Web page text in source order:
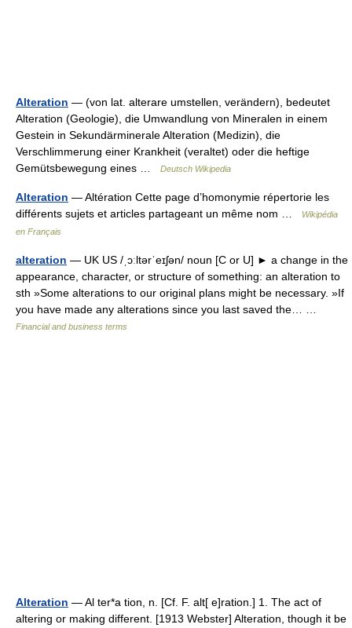
Alteration — (von lat. alterare umstellen, verändern), bedeutet
Alteration (Geologie), die Umwandlung von Mineralen in einem
Gestein in Sekundärminerale Alteration (Medizin), die
Verschlimmerung einer Krankheit (veraltet) oder die heftige
Gemütsbewegung eines …
Deutsch Wikipedia
Alteration — Altération Cette page d’homonymie répertorie les
différents sujets et articles partageant un même nom …
Wikipédia
en Français
alteration — UK US /ˌɔːltərˈeɪʃən/ noun [C or U] ► a change in the
appearance, character, or structure of something: an alteration to
sth »Some alterations to our original plans might be necessary. »If
you have made any alterations since you last saved the… …
Financial and business terms
Alteration — Al ter*a tion, n. [Cf. F. alt[ e]ration.] 1. The act of
altering or making different. [1913 Webster] Alteration, though it be